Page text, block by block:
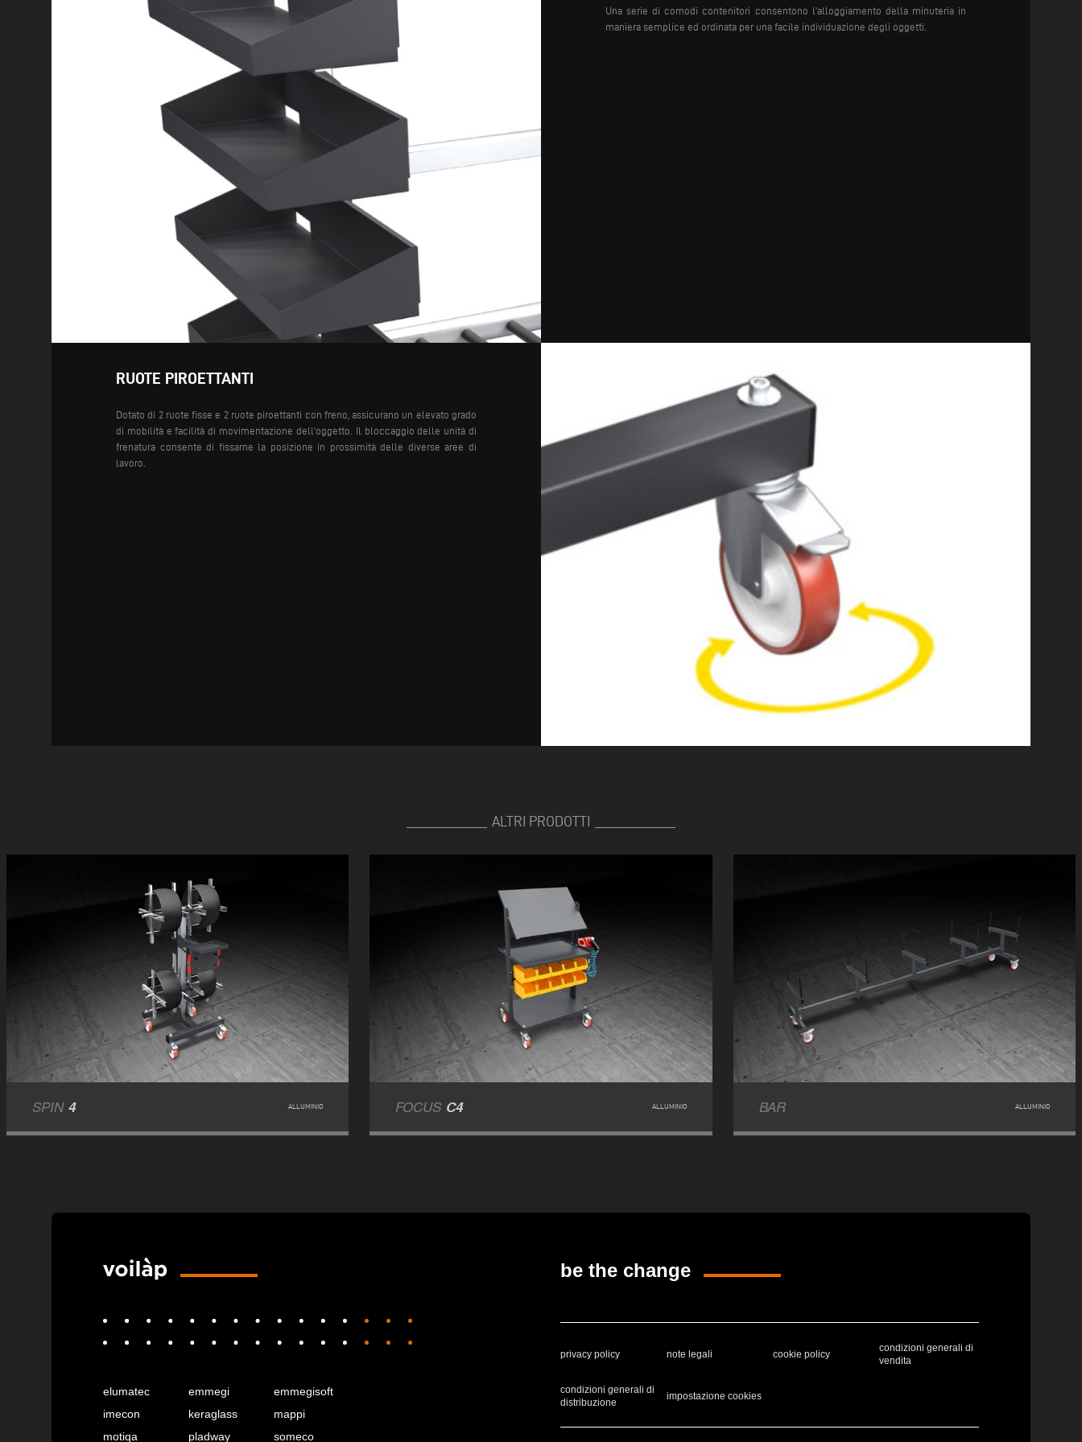
Una serie di comodi contenitori consentono l’alloggiamento della minuteria in
maniera semplice ed ordinata per una facile individuazione degli oggetti.
RUOTE PIROETTANTI
Dotato di 2 ruote fisse e 2 ruote piroettanti con freno, assicurano un elevato grado
di mobilità e facilità di movimentazione dell’oggetto. Il bloccaggio delle unità di
frenatura consente di fissarne la posizione in prossimità delle diverse aree di
lavoro.
ALTRI PRODOTTI
SPIN 4 ALLUMINIO FOCUS C4 ALLUMINIO BAR ALLUMINIO
elumatec emmegi
emmegisoft
imecon
keraglass
mappi
motiqa
pladway someco
be the change
privacy policy note legali cookie policy
condizioni generali di
vendita
condizioni generali di
distribuzione
impostazione cookies